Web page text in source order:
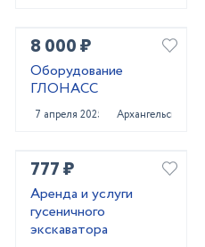
8 000 ₽
Оборудование
ГЛОНАСС
7 апреля 2025 Архангельск
777 ₽
Аренда и услуги
гусеничного
экскаватора